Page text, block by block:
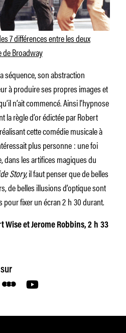
7 différences entre les deux
de Broadway
séquence, son abstraction
à produire ses propres images et
n’ait commencé. Ainsi l’hypnose
règle d’or édictée par Robert
cette comédie musicale à
plus personne : une foi
dans les artifices magiques du
Story,il faut penser que de belles
de belles illusions d’optique sont
fixer un écran 2 h 30 durant.
Wise et Jerome Robbins, 2 h 33